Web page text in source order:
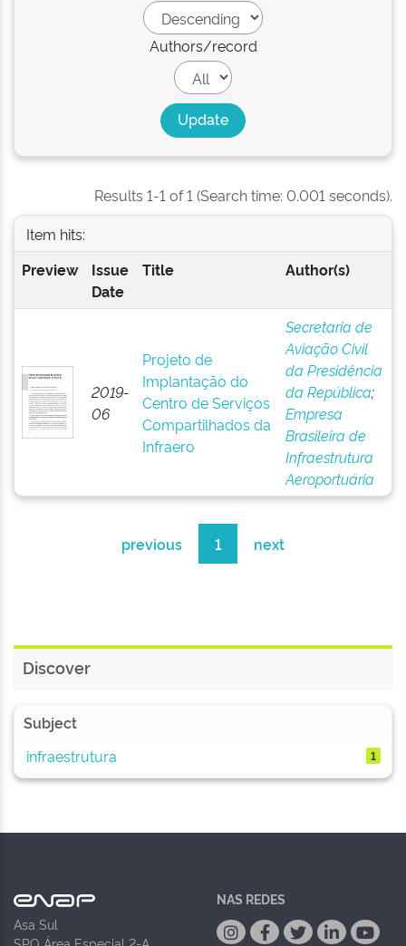
Authors/record
Results 1-1 of 1 (Search time: 0.001 seconds).
Item hits:
Preview
Issue
Date
Title Author(s)
2019-
06
Projeto de
Implantação do
Centro de Serviços
Compartilhados da
Infraero
Secretaria de
Aviação Civil
da Presidência
da República;
Empresa
Brasileira de
Infraestrutura
Aeroportuária
previous 1 next
Discover
Subject
infraestrutura
1
Asa Sul
NAS REDES